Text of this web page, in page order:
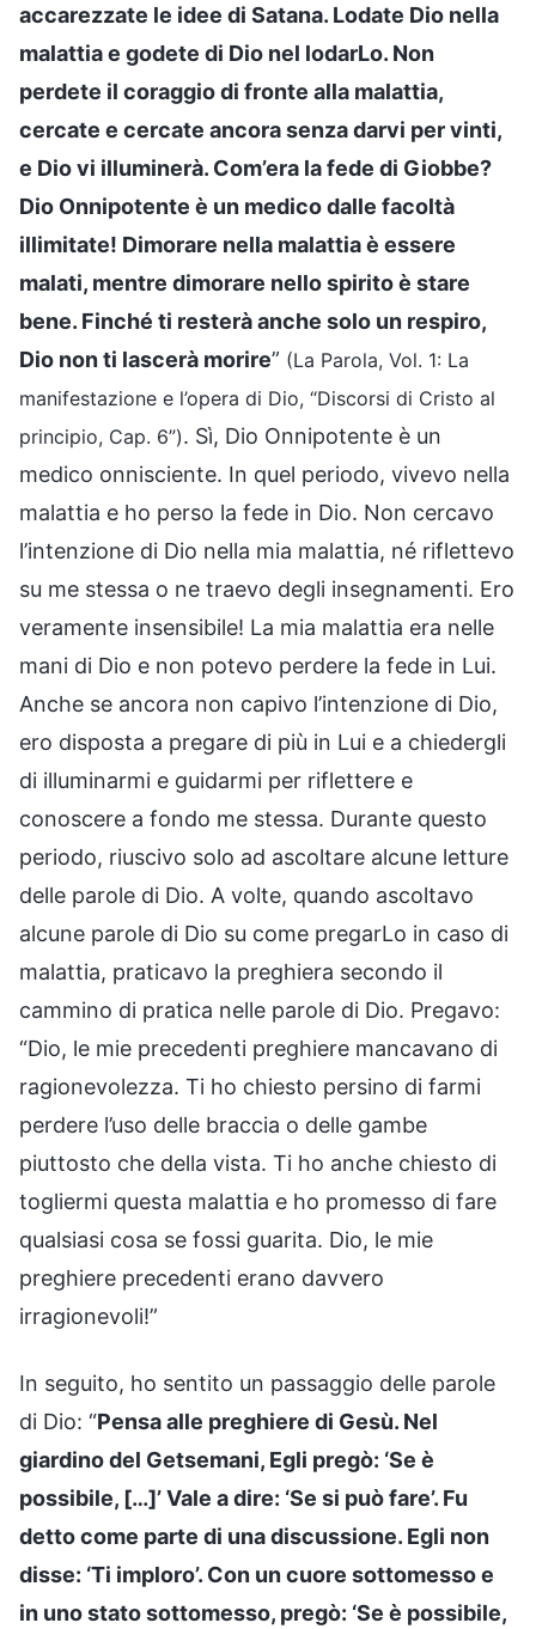
accarezzate le idee di Satana. Lodate Dio nella
malattia e godete di Dio nel lodarLo. Non
perdete il coraggio di fronte alla malattia,
cercate e cercate ancora senza darvi per vinti,
e Dio vi illuminerà. Com’era la fede di Giobbe?
Dio Onnipotente è un medico dalle facoltà
illimitate! Dimorare nella malattia è essere
malati, mentre dimorare nello spirito è stare
bene. Finché ti resterà anche solo un respiro,
Dio non ti lascerà morire” (La Parola, Vol. 1: La
manifestazione e l’opera di Dio, “Discorsi di Cristo al
principio, Cap. 6”). Sì, Dio Onnipotente è un
medico onnisciente. In quel periodo, vivevo nella
malattia e ho perso la fede in Dio. Non cercavo
l’intenzione di Dio nella mia malattia, né riflettevo
su me stessa o ne traevo degli insegnamenti. Ero
veramente insensibile! La mia malattia era nelle
mani di Dio e non potevo perdere la fede in Lui.
Anche se ancora non capivo l’intenzione di Dio,
ero disposta a pregare di più in Lui e a chiedergli
di illuminarmi e guidarmi per riflettere e
conoscere a fondo me stessa. Durante questo
periodo, riuscivo solo ad ascoltare alcune letture
delle parole di Dio. A volte, quando ascoltavo
alcune parole di Dio su come pregarLo in caso di
malattia, praticavo la preghiera secondo il
cammino di pratica nelle parole di Dio. Pregavo:
“Dio, le mie precedenti preghiere mancavano di
ragionevolezza. Ti ho chiesto persino di farmi
perdere l’uso delle braccia o delle gambe
piuttosto che della vista. Ti ho anche chiesto di
togliermi questa malattia e ho promesso di fare
qualsiasi cosa se fossi guarita. Dio, le mie
preghiere precedenti erano davvero
irragionevoli!”
In seguito, ho sentito un passaggio delle parole
di Dio: “Pensa alle preghiere di Gesù. Nel
giardino del Getsemani, Egli pregò: ‘Se è
possibile, […]’ Vale a dire: ‘Se si può fare’. Fu
detto come parte di una discussione. Egli non
disse: ‘Ti imploro’. Con un cuore sottomesso e
in uno stato sottomesso, pregò: ‘Se è possibile,